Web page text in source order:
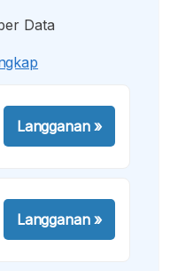
Data
Langganan»
Langganan»